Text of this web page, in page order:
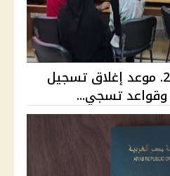
تنسيق الجامعات 2026. موعد إغلاق تسجيل
وقواعد تسجي...